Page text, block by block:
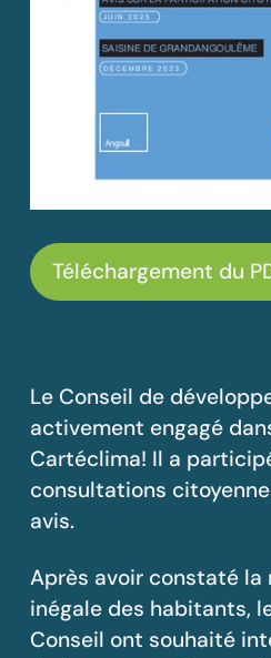
Téléchargement du
Le Conseil de
activement engagé
Cartéclima! Il a
consultations
avis.
Après avoir constaté la
inégale des habitants,
Conseil ont souhaité